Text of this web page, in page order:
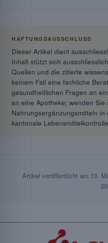
HAFTUNGSAUSSCHLUSS
Dieser Artikel dient
Inhalt stützt sich
Quellen und die zitierte
keinem Fall eine fachliche
gesundheitlichen Fragen an
an eine Apotheke; wenden
Nahrungsergänzungsmitteln
kantonale
Artikel veröffentlicht am 13.